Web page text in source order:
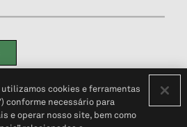
de privacidade do cliente (em inglês)
Pessoais© 2026 S&P Global
cookies e ferramentas
conforme necessário para
e operar nosso site, bem como